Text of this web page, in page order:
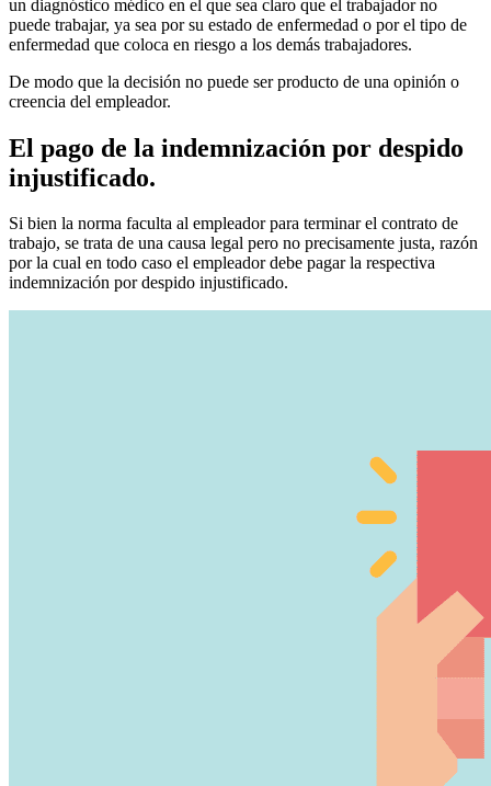
un diagnóstico médico en el que sea claro que el trabajador no
puede trabajar, ya sea por su estado de enfermedad o por el tipo de
enfermedad que coloca en riesgo a los demás trabajadores.
De modo que la decisión no puede ser producto de una opinión o
creencia del empleador.
El pago de la indemnización por despido
injustificado.
Si bien la norma faculta al empleador para terminar el contrato de
trabajo, se trata de una causa legal pero no precisamente justa, razón
por la cual en todo caso el empleador debe pagar la respectiva
indemnización por despido injustificado.